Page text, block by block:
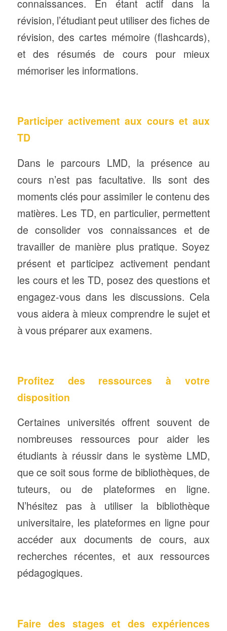
connaissances. En étant actif dans la
révision, l’étudiant peut utiliser des fiches de
révision, des cartes mémoire (flashcards),
et des résumés de cours pour mieux
mémoriser les informations.
Participer activement aux cours et aux
TD
Dans le parcours LMD, la présence au
cours n’est pas facultative. Ils sont des
moments clés pour assimiler le contenu des
matières. Les TD, en particulier, permettent
de consolider vos connaissances et de
travailler de manière plus pratique. Soyez
présent et participez activement pendant
les cours et les TD, posez des questions et
engagez-vous dans les discussions. Cela
vous aidera à mieux comprendre le sujet et
à vous préparer aux examens.
Profitez des ressources à votre
disposition
Certaines universités offrent souvent de
nombreuses ressources pour aider les
étudiants à réussir dans le système LMD,
que ce soit sous forme de bibliothèques, de
tuteurs, ou de plateformes en ligne.
N’hésitez pas à utiliser la bibliothèque
universitaire, les plateformes en ligne pour
accéder aux documents de cours, aux
recherches récentes, et aux ressources
pédagogiques.
Faire des stages et des expériences